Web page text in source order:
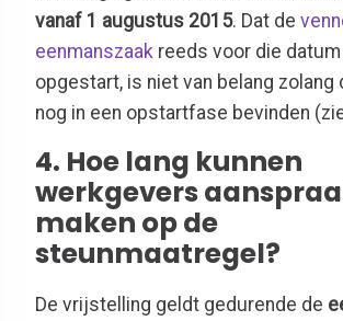
vanaf 1 augustus 2015. Dat de
eenmanszaak reeds voor die
opgestart, is niet van belang zolang
nog in een opstartfase bevinden
4. Hoe lang kunnen
werkgevers
maken op de
steunmaatregel?
De vrijstelling geldt gedurende de